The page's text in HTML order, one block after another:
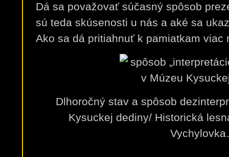
Dá sa považovať súčasný spôsob
sú teda skúsenosti u nás a aké sa
Ako sa dá pritiahnuť k pamiatkam viac
Dlhoročný stav a spôsob
Kysuckej dediny/ Historická